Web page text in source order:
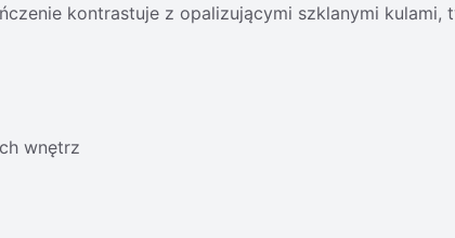
kontrastuje z opalizującymi szklanymi
wnętrz